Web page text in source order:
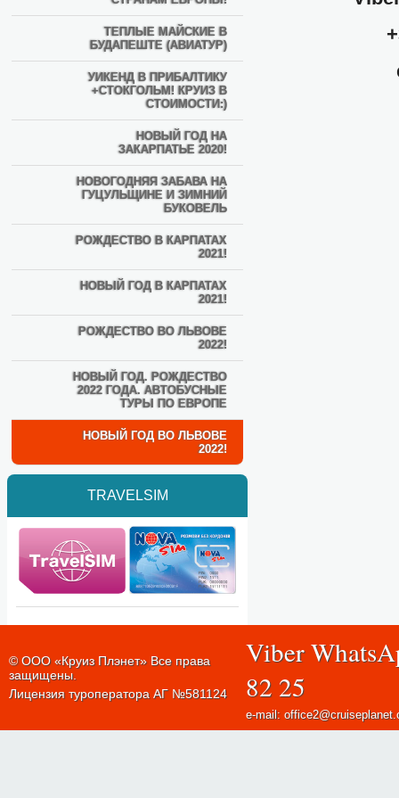
ТЕПЛЫЕ МАЙСКИЕ В
БУДАПЕШТЕ (АВИАТУР)
УИКЕНД В ПРИБАЛТИКУ
+СТОКГОЛЬМ! КРУИЗ В
СТОИМОСТИ:)
НОВЫЙ ГОД НА
ЗАКАРПАТЬЕ 2020!
НОВОГОДНЯЯ ЗАБАВА НА
ГУЦУЛЬЩИНЕ И ЗИМНИЙ
БУКОВЕЛЬ
РОЖДЕСТВО В КАРПАТАХ
2021!
НОВЫЙ ГОД В КАРПАТАХ
2021!
РОЖДЕСТВО ВО ЛЬВОВЕ
2022!
НОВЫЙ ГОД. РОЖДЕСТВО
2022 ГОДА. АВТОБУСНЫЕ
ТУРЫ ПО ЕВРОПЕ
НОВЫЙ ГОД ВО ЛЬВОВЕ
2022!
TRAVELSIM
© ООО «Круиз Плэнет» Все права
защищены.
Лицензия туроператора АГ №581124
Viber
82 25
e-mail: